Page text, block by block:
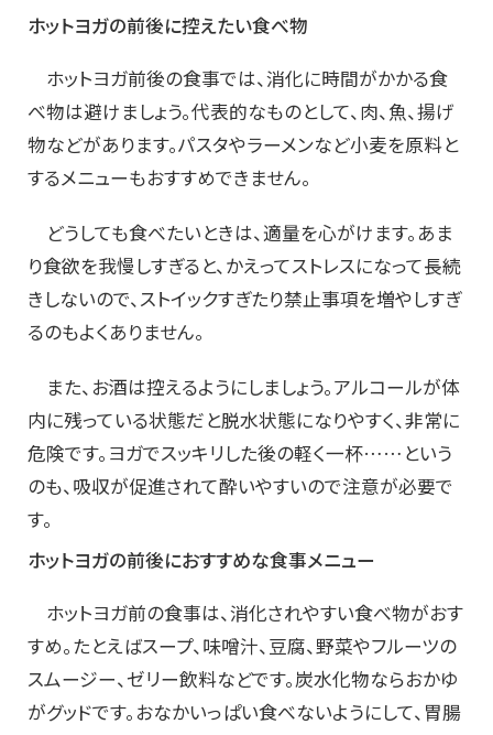
ホットヨガの前後に控えたい食べ物
ホットヨガ前後の食事では、消化に時間がかかる食
べ物は避けましょう。代表的なものとして、肉、魚、揚げ
物などがあります。パスタやラーメンなど小麦を原料と
するメニューもおすすめできません。
どうしても食べたいときは、適量を心がけます。あま
り食欲を我慢しすぎると、かえってストレスになって長続
きしないので、ストイックすぎたり禁止事項を増やしすぎ
るのもよくありません。
また、お酒は控えるようにしましょう。アルコールが体
内に残っている状態だと脱水状態になりやすく、非常に
危険です。ヨガでスッキリした後の軽く一杯……という
のも、吸収が促進されて酔いやすいので注意が必要で
す。
ホットヨガの前後におすすめな食事メニュー
ホットヨガ前の食事は、消化されやすい食べ物がおす
すめ。たとえばスープ、味噌汁、豆腐、野菜やフルーツの
スムージー、ゼリー飲料などです。炭水化物ならおかゆ
がグッドです。おなかいっぱい食べないようにして、胃腸